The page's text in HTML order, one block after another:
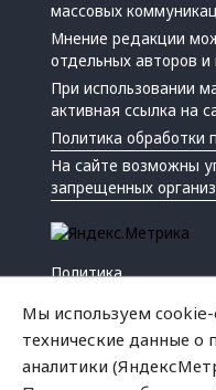
массовых
Мнение редакции
отдельных авторов и
При использовании
активная ссылка на
Политика обработки
На сайте возможны
запрещенных
Политика
Мы используем
технические данные о
аналитики